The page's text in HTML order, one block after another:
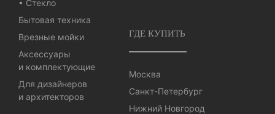
• Стекло
Бытовая техника
Врезные мойки
Аксессуары
и комплектующие
Для дизайнеров
и архитекторов
ГДЕ КУПИТЬ
Москва
Санкт-Петербург
Нижний Новгород